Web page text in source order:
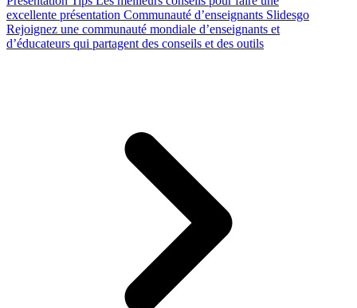
excellente présentation Communauté d’enseignants Slidesgo
Rejoignez une communauté mondiale d’enseignants et
d’éducateurs qui partagent des conseils et des outils